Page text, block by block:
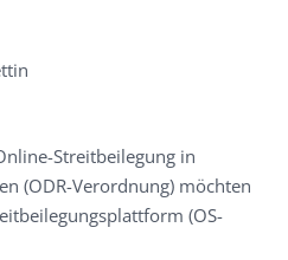
Streitbeilegung in
(ODR-Verordnung) möchten
(OS-